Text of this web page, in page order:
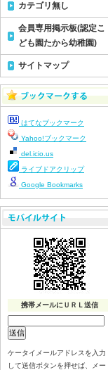
カテゴリ無し
会員専用掲示板(認定こ
ども園たから幼稚園)
サイトマップ
はてなブックマーク
Yahoo!ブックマーク
del.icio.us
ライブドアクリップ
Google Bookmarks
携帯メールにＵＲＬ送信
ケータイメールアドレスを入力
して送信ボタンを押せば、メー